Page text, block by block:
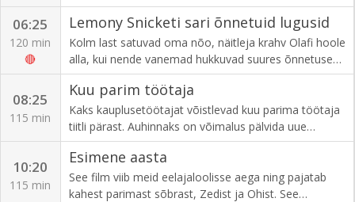
idiootsuse tähistamiseks ja hakkab kahtlema endagi
kutse heasoovlikkuses.
06:25
120 min
🔴
Lemony Snicketi sari õnnetuid lugusid
Kolm last satuvad oma nõo, näitleja krahv Olafi hoole
alla, kui nende vanemad hukkuvad suures õnnetuses.
Olafil on salaplaan varastada laste tagant nende
vanemate tohutu varandus.
08:25
115 min
Kuu parim töötaja
Kaks kauplusetöötajat võistlevad kuu parima töötaja
tiitli pärast. Auhinnaks on võimalus pälvida uue
klienditeenindaja, kauni blondiini Amy tähelepanu.
10:20
115 min
Esimene aasta
See film viib meid eelajaloolisse aega ning pajatab
kahest parimast sõbrast, Zedist ja Ohist. See